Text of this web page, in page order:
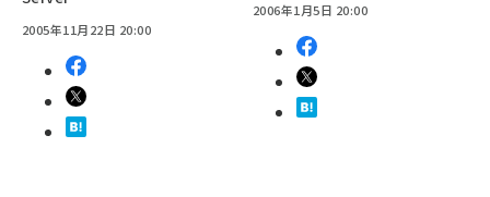
2005年11月22日 20:00
2006年1月5日 20:00